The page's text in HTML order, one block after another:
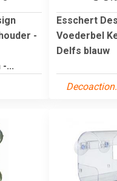
-
...
Esschert
Voederbel
Delfs blauw